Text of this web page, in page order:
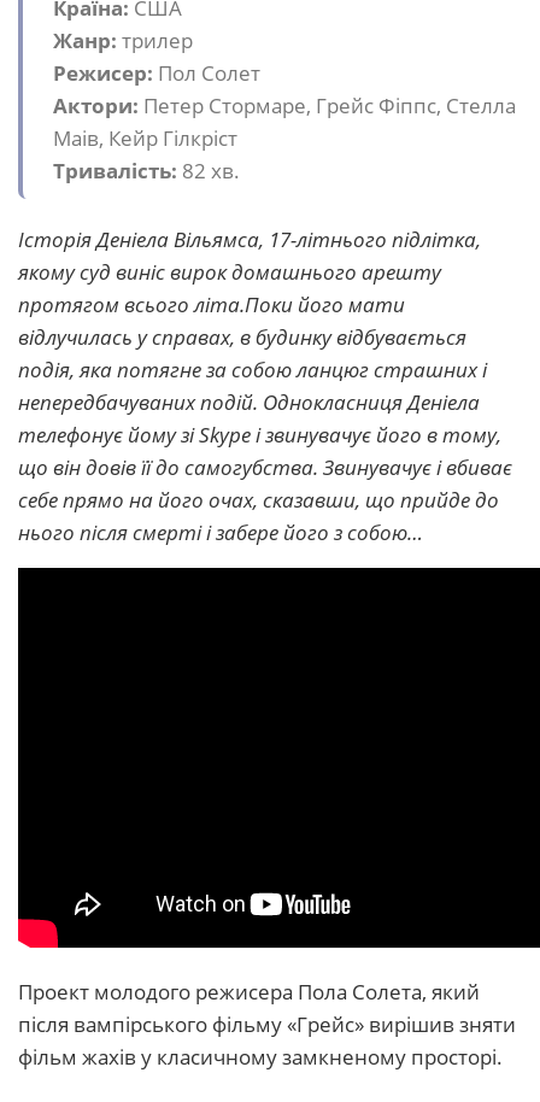
Країна: США
Жанр: трилер
Режисер: Пол Солет
Актори: Петер Стормаре, Грейс Фіппс, Стелла
Маів, Кейр Гілкріст
Тривалість: 82 хв.
Історія Деніела Вільямса, 17-літнього підлітка,
якому суд виніс вирок домашнього арешту
протягом всього літа.Поки його мати
відлучилась у справах, в будинку відбувається
подія, яка потягне за собою ланцюг страшних і
непередбачуваних подій. Однокласниця Деніела
телефонує йому зі Skype і звинувачує його в тому,
що він довів її до самогубства. Звинувачує і вбиває
себе прямо на його очах, сказавши, що прийде до
нього після смерті і забере його з собою…
Проект молодого режисера Пола Солета, який
після вампірського фільму «Грейс» вирішив зняти
фільм жахів у класичному замкненому просторі.